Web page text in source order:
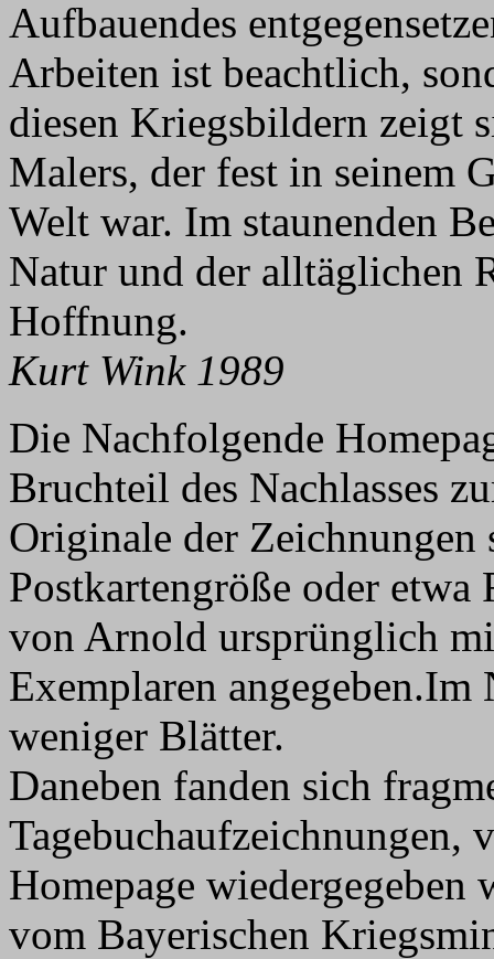
Aufbauendes
Arbeiten ist beachtlich,
diesen Kriegsbildern zeigt
Malers, der fest in seinem
Welt war. Im staunenden
Natur und der alltäglichen
Hoffnung.
Kurt Wink 1989
Die Nachfolgende
Bruchteil des Nachlasses
Originale der
Postkartengröße oder
von Arnold ursprünglich
Exemplaren angegeben.Im
weniger Blätter.
Daneben fanden sich
Tagebuchaufzeichnungen,
Homepage wiedergegeben
vom Bayerischen